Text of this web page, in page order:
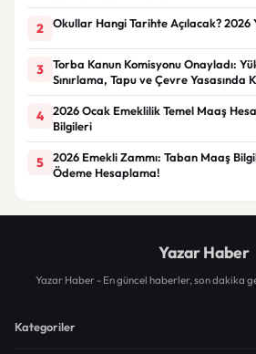
2 Okullar Hangi Tarihte Açılacak? 2026
3
Torba Kanun Komisyonu Onayladı:
Sınırlama, Tapu ve Çevre Yasasında
4
2026 Ocak Emeklilik Temel Maaş
Bilgileri
5
2026 Emekli Zammı: Taban Maaş
Ödeme Hesaplama!
Yazar Haber
Yazar Haber - En güncel haberler, son dakika
Kategoriler